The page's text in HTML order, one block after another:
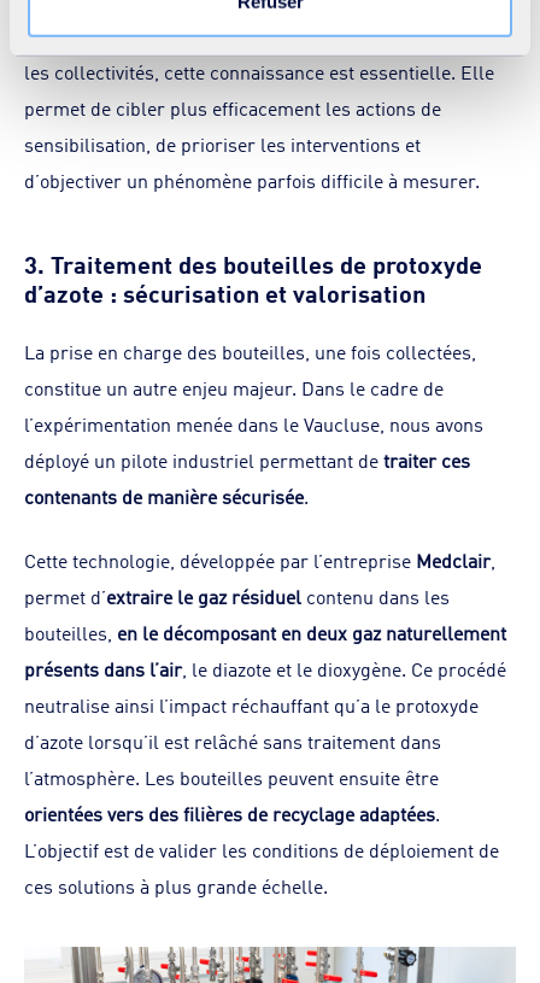
concernées et de suivre l’évolution dans le temps. Pour
les collectivités, cette connaissance est essentielle. Elle
permet de cibler plus efficacement les actions de
sensibilisation, de prioriser les interventions et
d’objectiver un phénomène parfois difficile à mesurer.
3. Traitement des bouteilles de protoxyde
d’azote : sécurisation et valorisation
La prise en charge des bouteilles, une fois collectées,
constitue un autre enjeu majeur. Dans le cadre de
l’expérimentation menée dans le Vaucluse, nous avons
déployé un pilote industriel permettant detraiter ces
contenants de manière sécurisée.
Cette technologie, développée par l’entreprise Medclair,
permet d’extraire le gaz résiduel contenu dans les
bouteilles, en le décomposant en deux gaz naturellement
présents dans l’air, le diazote et le dioxygène. Ce procédé
neutralise ainsi l’impact réchauffant qu’a le protoxyde
d’azote lorsqu’il est relâché sans traitement dans
l’atmosphère. Les bouteilles peuvent ensuite être
orientées vers des filières de recyclage adaptées.
L’objectif est de valider les conditions de déploiement de
ces solutions à plus grande échelle.